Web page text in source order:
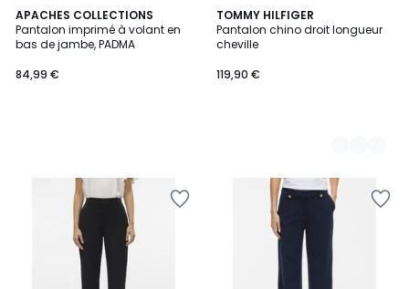
APACHES COLLECTIONS
Pantalon imprimé à volant en
bas de jambe, PADMA
84,99 €
TOMMY HILFIGER
Pantalon chino droit longueur
cheville
119,90 €
2
Couleurs